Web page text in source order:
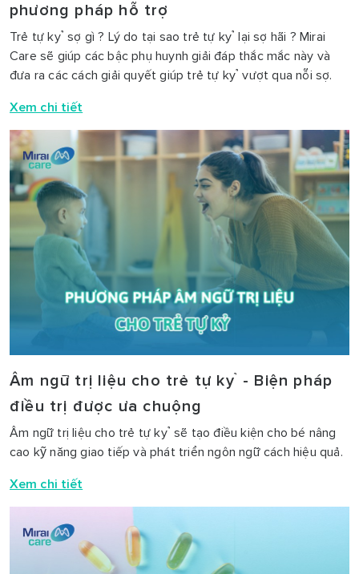
phương pháp hỗ trợ
Trẻ tự kỷ sợ gì ? Lý do tại sao trẻ tự kỷ lại sợ hãi ? Mirai
Care sẽ giúp các bậc phụ huynh giải đáp thắc mắc này và
đưa ra các cách giải quyết giúp trẻ tự kỷ vượt qua nỗi sợ.
Xem chi tiết
Âm ngữ trị liệu cho trẻ tự kỷ - Biện pháp
điều trị được ưa chuộng
Âm ngữ trị liệu cho trẻ tự kỷ sẽ tạo điều kiện cho bé nâng
cao kỹ năng giao tiếp và phát triển ngôn ngữ cách hiệu quả.
Xem chi tiết